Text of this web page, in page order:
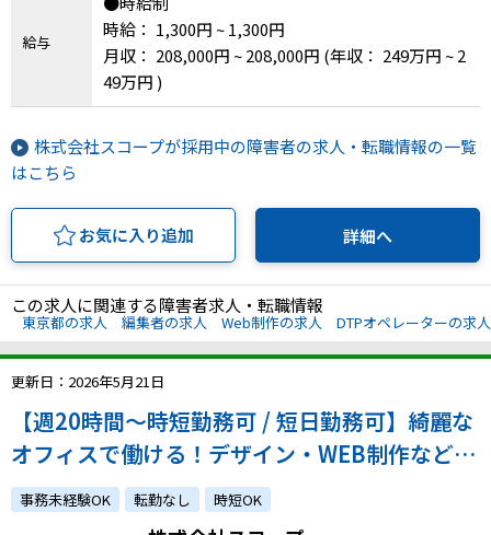
給与
時給： 1,300円 ~ 1,300円
月収： 208,000円 ~ 208,000円 (年収： 249万円 ~ 2
49万円 )
株式会社スコープが採用中の障害者の求人・転職情報の一覧
はこちら
お気に入り追加 詳細へ
この求人に関連する障害者求人・転職情報
東京都の求人 編集者の求人 Web制作の求人 DTPオペレーターの求人
更新日：2026年5月21日
【週20時間～時短勤務可 / 短日勤務可】綺麗な
オフィスで働ける！デザイン・WEB制作など、
得意を活かして活躍！
事務未経験OK 転勤なし 時短OK